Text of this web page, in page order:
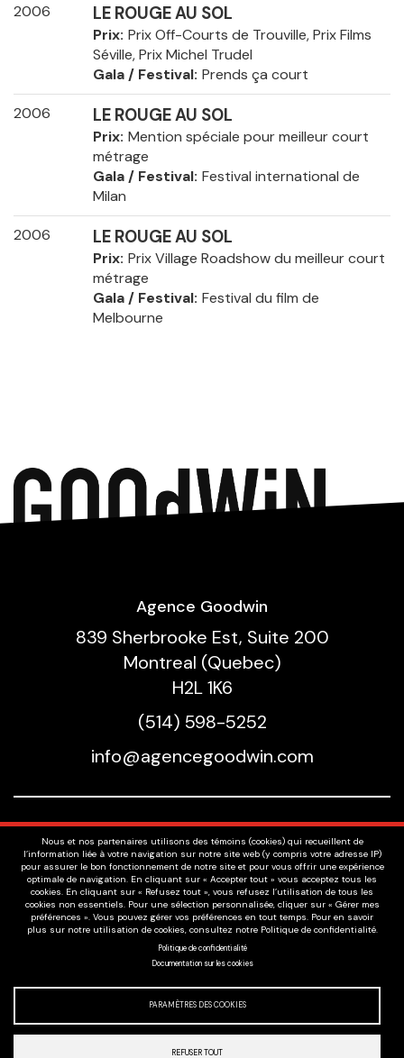
2006 LE ROUGE AU SOL
Prix Prix Off-Courts de Trouville, Prix Films
Séville, Prix Michel Trudel
Gala / Festival Prends ça court
2006 LE ROUGE AU SOL
Prix Mention spéciale pour meilleur court
métrage
Gala / Festival Festival international de
Milan
2006 LE ROUGE AU SOL
Prix Prix Village Roadshow du meilleur court
métrage
Gala / Festival Festival du film de
Melbourne
Nous et nos partenaires utilisons des témoins (cookies) qui recueillent de
l’information liée à votre navigation sur notre site web (y compris votre adresse IP)
pour assurer le bon fonctionnement de notre site et pour vous offrir une expérience
optimale de navigation. En cliquant sur « Accepter tout » vous acceptez tous les
cookies. En cliquant sur « Refusez tout », vous refusez l’utilisation de tous les
cookies non essentiels. Pour une sélection personnalisée, cliquer sur « Gérer mes
préférences ». Vous pouvez gérer vos préférences en tout temps. Pour en savoir
plus sur notre utilisation de cookies, consultez notre Politique de confidentialité.
Politique de confidentialité
Documentation sur les cookies
PARAMÈTRES DES COOKIES
REFUSER TOUT
Agence Goodwin
839 Sherbrooke Est, Suite 200
Montreal (Quebec)
H2L 1K6
(514) 598-5252
info@agencegoodwin.com
Nos Talents
Voix
À Propos
Offres D'emplois
Politique de confidentialité
Contact
Instagram